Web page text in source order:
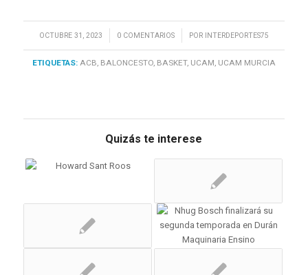
OCTUBRE 31, 2023
/ 0 COMENTARIOS
/ POR INTERDEPORTES75
ETIQUETAS: ACB, BALONCESTO, BASKET, UCAM, UCAM MURCIA
Quizás te interese